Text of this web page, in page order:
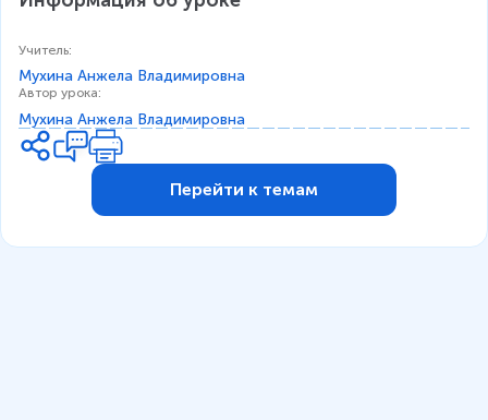
Учитель:
Мухина Анжела Владимировна
Автор урока:
Мухина Анжела Владимировна
Перейти к темам